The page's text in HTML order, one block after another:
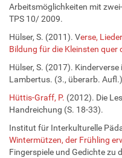
Arbeitsmöglichkeiten mit
TPS 10/ 2009.
Hülser, S. (2011). Verse,
Bildung für die Kleinsten quer
Hülser, S. (2017).
Lambertus. (3., überarb.
Hüttis-Graff, P. (2012). Die
Handreichung (S. 18-33).
Institut für Interkulturelle
Wintermützen, der Frühling
Fingerspiele und Gedichte zu